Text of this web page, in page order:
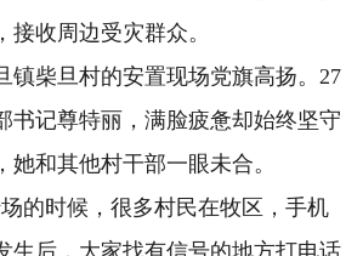
收周边受灾群众。
柴旦村的安置现场党旗高扬。27
书记尊特丽，满脸疲惫却始终坚守
她和其他村干部一眼未合。
时候，很多村民在牧区，手机